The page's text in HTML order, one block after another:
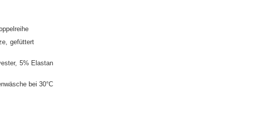
gefüttert
5% Elastan
bei 30°C